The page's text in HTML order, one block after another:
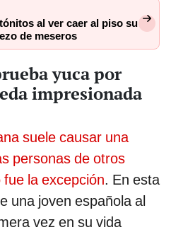
al ver caer al piso su
de meseros
yuca por
impresionada
suele causar una
personas de otros
la excepción. En esta
una joven española al
vez en su vida